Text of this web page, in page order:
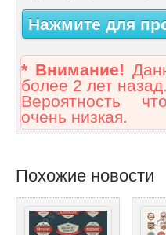
Нажмите для
* Внимание!
более 2 лет назад.
Вероятность
очень низкая.
Похожие новости